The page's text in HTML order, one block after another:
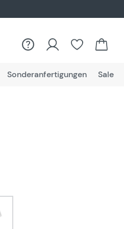
Sonderanfertigungen Sale